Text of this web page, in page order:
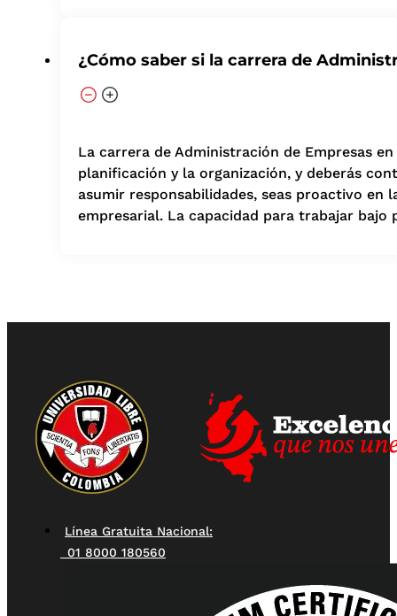
¿Cómo saber si la carrera de
La carrera de Administración de Empresas
planificación y la organización, y deberás
asumir responsabilidades, seas proactivo
empresarial. La capacidad para trabajar
Línea Gratuita Nacional:
01 8000 180560